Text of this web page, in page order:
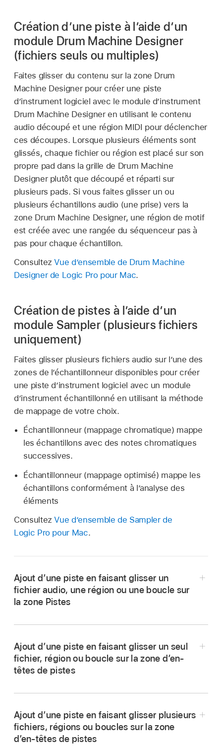
Création d’une piste à l’aide d’un
module Drum Machine Designer
(fichiers seuls ou multiples)
Faites glisser du contenu sur la zone Drum
Machine Designer pour créer une piste
d’instrument logiciel avec le module d’instrument
Drum Machine Designer en utilisant le contenu
audio découpé et une région MIDI pour déclencher
ces découpes. Lorsque plusieurs éléments sont
glissés, chaque fichier ou région est placé sur son
propre pad dans la grille de Drum Machine
Designer plutôt que découpé et réparti sur
plusieurs pads. Si vous faites glisser un ou
plusieurs échantillons audio (une prise) vers la
zone Drum Machine Designer, une région de motif
est créée avec une rangée du séquenceur pas à
pas pour chaque échantillon.
ConsultezVue d’ensemble de Drum Machine
Designer de Logic Pro pour Mac.
Création de pistes à l’aide d’un
module Sampler (plusieurs fichiers
uniquement)
Faites glisser plusieurs fichiers audio sur l’une des
zones de l’échantillonneur disponibles pour créer
une piste d’instrument logiciel avec un module
d’instrument échantillonné en utilisant la méthode
de mappage de votre choix.
Échantillonneur (mappage chromatique) mappe
les échantillons avec des notes chromatiques
successives.
Échantillonneur (mappage optimisé) mappe les
échantillons conformément à l’analyse des
éléments
ConsultezVue d’ensemble de Sampler de
Logic Pro pour Mac.
Ajout d’une piste en faisant glisser un
fichier audio, une région ou une boucle sur
la zone Pistes
dessous des pistes existantes dans la zone
Pistes.
en dessous des pistes existantes.
Lorsque vous faites glisser plusieurs fichiers
audio, régions ou boucles, une zone de
dialogue « Ajouter des fichiers aux pistes »
Ajout d’une piste en faisant glisser un seul
fichier, région ou boucle sur la zone d’en-
têtes de pistes
Faites glisser un fichier audio, une région ou
une boucle Apple Loop sur la zone en
Ajout d’une piste en faisant glisser plusieurs
fichiers, régions ou boucles sur la zone
d’en-têtes de pistes